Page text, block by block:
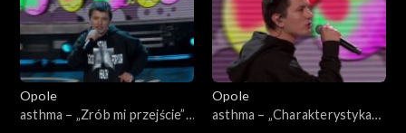
Opole
asthma – „Zrób mi przejście”.
Opole
asthma – „Charakterystyka